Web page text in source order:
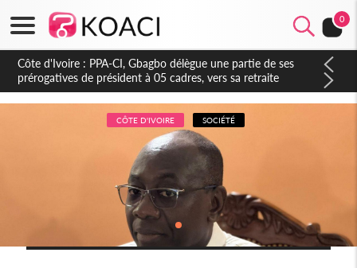
0
Mali : Le JNIM revendique l'attaque d'une caserne à San, au
moins 10 militaires tués
CÔTE D'IVOIRE SOCIÉTÉ